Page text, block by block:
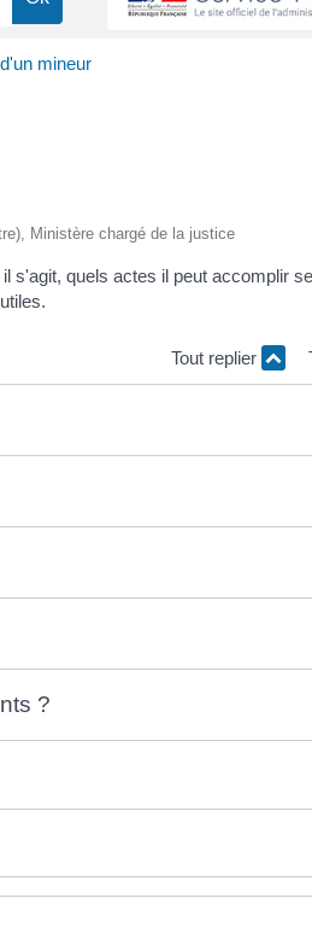
mineur
Ministère chargé de la justice
s'agit, quels actes il peut accomplir
Tout replier
?